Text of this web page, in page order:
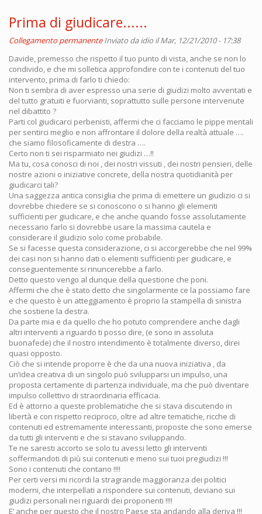
Prima di giudicare......
Collegamento permanente Inviato daidio il Mar, 12/21/2010 - 17:38
Davide, premesso che rispetto il tuo punto di vista, anche se non lo
condivido, e che mi solletica approfondire con te i contenuti del tuo
intervento, prima di farlo ti chiedo:
Non ti sembra di aver espresso una serie di giudizi molto avventati e
del tutto gratuiti e fuorvianti, soprattutto sulle persone intervenute
nel dibattito ?
Parti col giudicarci perbenisti, affermi che ci facciamo le pippe mentali
per sentirci meglio e non affrontare il dolore della realtà attuale ….
che siamo filosoficamente di destra ….
Certo non ti sei risparmiato nei giudizi …!!
Ma tu, cosa conosci di noi , dei nostri vissuti , dei nostri pensieri, delle
nostre azioni o iniziative concrete, della nostra quotidianità per
giudicarci tali?
Una saggezza antica consiglia che prima di emettere un giudizio ci si
dovrebbe chiedere se si conoscono o si hanno gli elementi
sufficienti per giudicare, e che anche quando fosse assolutamente
necessario farlo si dovrebbe usare la massima cautela e
considerare il giudizio solo come probabile.
Se si facesse questa considerazione, ci si accorgerebbe che nel 99%
dei casi non si hanno dati o elementi sufficienti per giudicare, e
conseguentemente si rinuncerebbe a farlo.
Detto questo vengo al dunque della questione che poni.
Affermi che che è stato detto che singolarmente ce la possiamo fare
e che questo è un atteggiamento è proprio la stampella di sinistra
che sostiene la destra.
Da parte mia e da quello che ho potuto comprendere anche dagli
altri interventi a riguardo ti posso dire, (e sono in assoluta
buonafede) che il nostro intendimento è totalmente diverso, direi
quasi opposto.
Ciò che si intende proporre è che da una nuova iniziativa , da
un’idea creativa di un singolo può svilupparsi un impulso, una
proposta certamente di partenza individuale, ma che può diventare
impulso collettivo di straordinaria efficacia.
Ed è attorno a queste problematiche che si stava discutendo in
libertà e con rispetto reciproco, oltre ad altre tematiche, ricche di
contenuti ed estremamente interessanti, proposte che sono emerse
da tutti gli interventi e che si stavano sviluppando.
Te ne saresti accorto se solo tu avessi letto gli interventi
soffermandoti di più sui contenuti e meno sui tuoi pregiudizi !!!
Sono i contenuti che contano !!!!
Per certi versi mi ricordi la stragrande maggioranza dei politici
moderni, che interpellati a rispondere sui contenuti, deviano sui
giudizi personali nei riguardi dei proponenti !!!!
E’ anche per questo che il nostro Paese sta andando alla deriva !!!